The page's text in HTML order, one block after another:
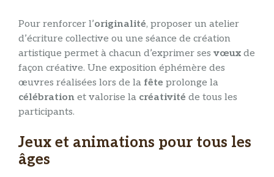
Pour renforcer l’originalité, proposer un atelier
d’écriture collective ou une séance de création
artistique permet à chacun d’exprimer ses vœux de
façon créative. Une exposition éphémère des
œuvres réalisées lors de la fête prolonge la
célébration et valorise la créativité de tous les
participants.
Jeux et animations pour tous les
âges